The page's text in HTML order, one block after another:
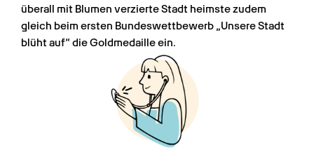
überall mit Blumen verzierte Stadt heimste zudem
gleich beim ersten Bundeswettbewerb „Unsere Stadt
blüht auf“ die Goldmedaille ein.